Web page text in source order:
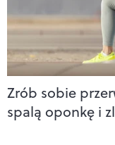
Zrób sobie
spalą oponkę i